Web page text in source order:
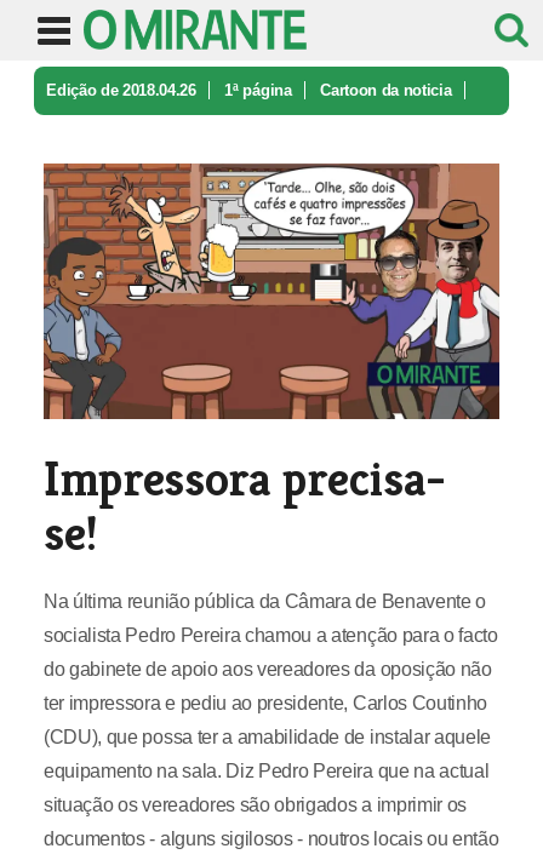
Edição de 2018.04.26 1ª página Cartoon da noticia
Impressora precisa-
se!
Na última reunião pública da Câmara de Benavente o
socialista Pedro Pereira chamou a atenção para o facto
do gabinete de apoio aos vereadores da oposição não
ter impressora e pediu ao presidente, Carlos Coutinho
(CDU), que possa ter a amabilidade de instalar aquele
equipamento na sala. Diz Pedro Pereira que na actual
situação os vereadores são obrigados a imprimir os
documentos - alguns sigilosos - noutros locais ou então